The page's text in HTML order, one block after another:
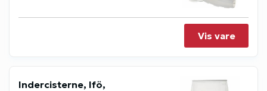
Vis vare
Indercisterne, Ifö,